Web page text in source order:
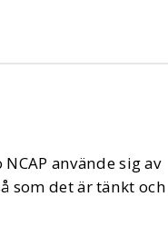
använde sig av
som det är tänkt och